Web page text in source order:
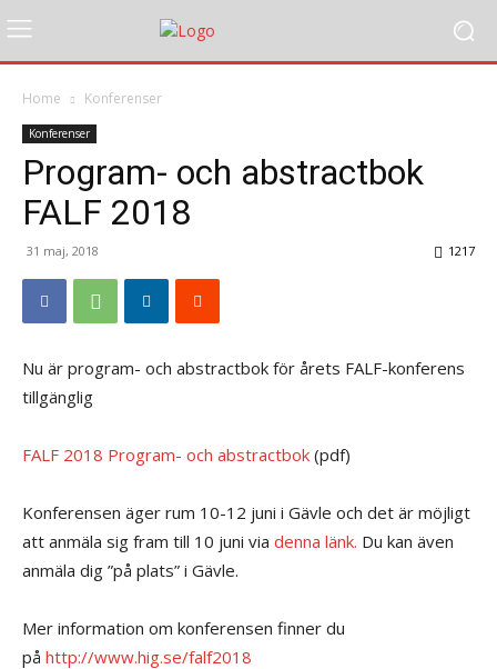
Home Konferenser
Konferenser
Program- och abstractbok
FALF 2018
31 maj, 2018 1217
Nu är program- och abstractbok för årets FALF-konferens
tillgänglig
FALF 2018 Program- och abstractbok (pdf)
Konferensen äger rum 10-12 juni i Gävle och det är möjligt
att anmäla sig fram till 10 juni via denna länk. Du kan även
anmäla dig ”på plats” i Gävle.
Mer information om konferensen finner du
på http://www.hig.se/falf2018